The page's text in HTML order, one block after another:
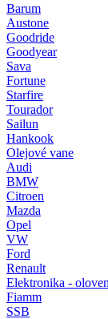
Barum
Austone
Goodride
Goodyear
Sava
Fortune
Starfire
Tourador
Sailun
Hankook
Olejové vane
Audi
BMW
Citroen
Mazda
Opel
VW
Ford
Renault
Elektronika -
Fiamm
SSB